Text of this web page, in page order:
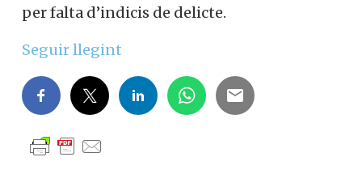
per falta d’indicis de delicte.
Seguir llegint